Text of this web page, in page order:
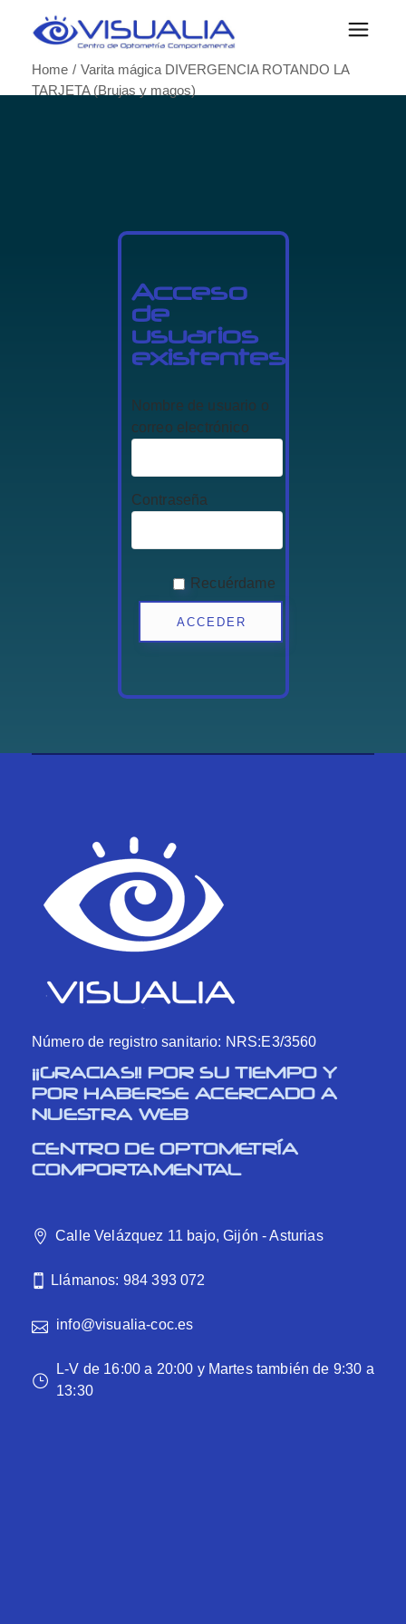
Home
Varita mágica DIVERGENCIA ROTANDO LA
TARJETA (Brujas y magos)
Acceso
de
usuarios
existentes
Nombre de usuario o
correo electrónico
Contraseña
Recuérdame
Número de registro sanitario: NRS:E3/3560
¡¡GRACIAS!! POR SU TIEMPO Y
POR HABERSE ACERCADO A
NUESTRA WEB
CENTRO DE OPTOMETRÍA
COMPORTAMENTAL
Calle Velázquez 11 bajo, Gijón - Asturias
Llámanos: 984 393 072
info@visualia-coc.es
L-V de 16:00 a 20:00 y Martes también de 9:30 a
13:30